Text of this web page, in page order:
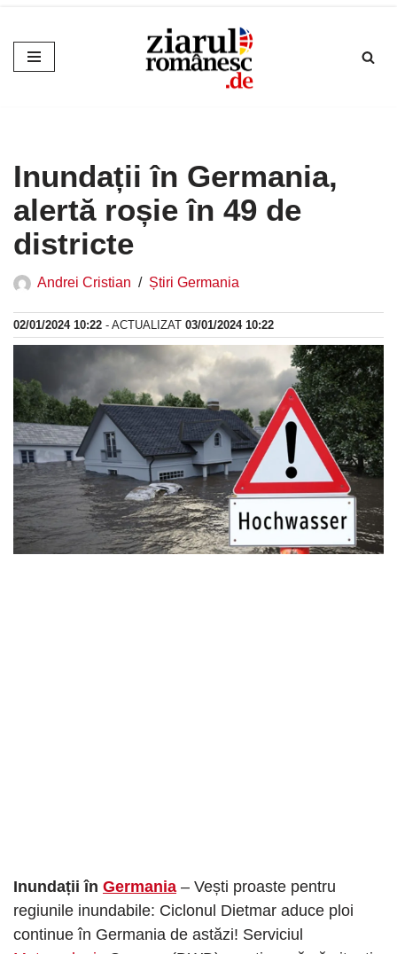
Sari
la
Inundații în Germania,
alertă roșie în 49 de
districte
Andrei Cristian Știri Germania
02/01/2024 10:22 - ACTUALIZAT 03/01/2024 10:22
Inundații în Germania – Vești proaste pentru
regiunile inundabile: Ciclonul Dietmar aduce ploi
continue în Germania de astăzi! Serviciul